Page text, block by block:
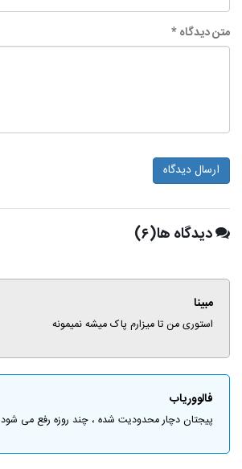
متن دیدگاه *
ارسال دیدگاه
دیدگاه ها(۶)
مبینا
استوری من تا میزارم پاک میشه نمیمونه
فالووریاب
پیجتان دچار محدودیت شده ، چند روزه رفع می شود